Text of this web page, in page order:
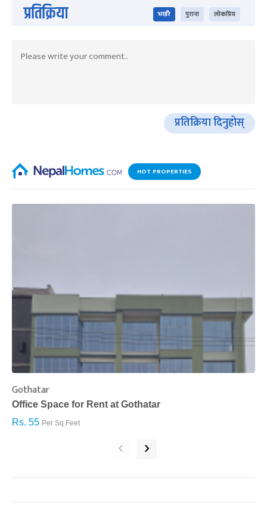
प्रतिक्रिया भर्खरै पुराना लोकप्रिय
प्रतिक्रिया दिनुहोस्
HOT PROPERTIES
Gothatar
Office Space for Rent at Gothatar
Rs. 55 Per Sq.Feet
‹ ›